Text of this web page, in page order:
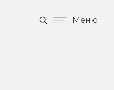
Меню